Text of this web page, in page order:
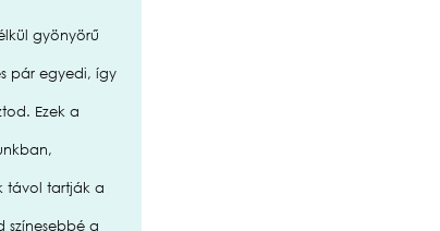
gyönyörű
pár egyedi, így
Ezek a
távol tartják a
színesebbé a